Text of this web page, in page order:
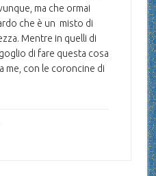
ma che ormai
che è un misto di
Mentre in quelli di
di fare questa cosa
me, con le coroncine di